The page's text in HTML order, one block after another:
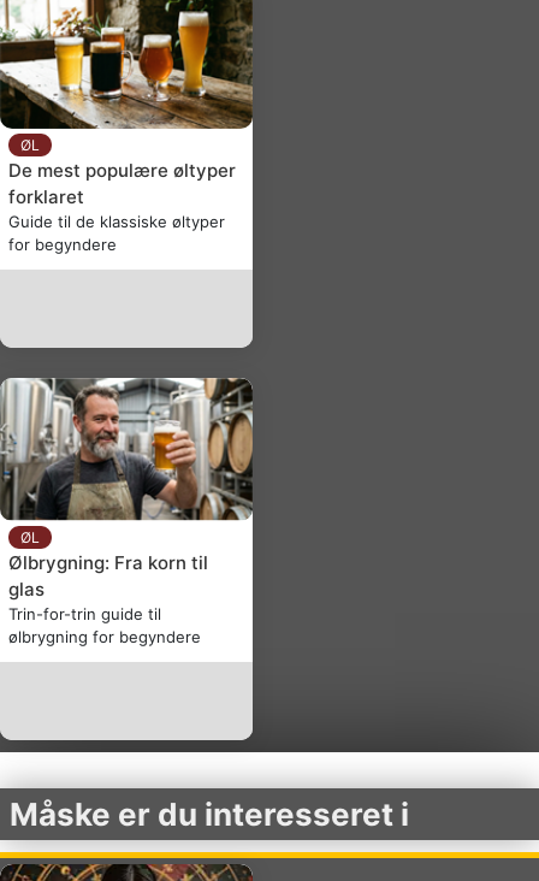
ØL
De mest populære øltyper
forklaret
Guide til de klassiske øltyper
for begyndere
ØL
Ølbrygning: Fra korn til
glas
Trin-for-trin guide til
ølbrygning for begyndere
Måske er du interesseret i